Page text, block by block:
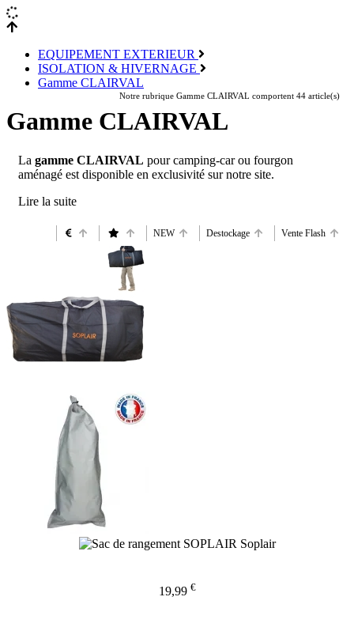
EQUIPEMENT EXTERIEUR
ISOLATION & HIVERNAGE
Gamme CLAIRVAL
Gamme CLAIRVAL
Notre rubrique Gamme CLAIRVAL comportent 44 article(s)
La gamme CLAIRVAL pour camping-car ou fourgon
aménagé est disponible en exclusivité sur notre site.
NEW Destockage Vente Flash
19,99 €